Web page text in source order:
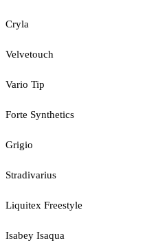
Cryla
Velvetouch
Vario Tip
Forte Synthetics
Grigio
Stradivarius
Liquitex Freestyle
Isabey Isaqua